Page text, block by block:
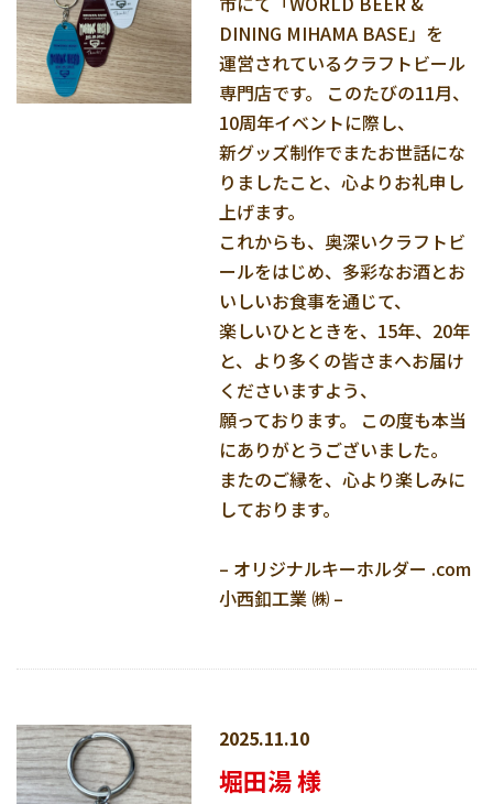
DINING MIHAMA BASE」を
運営されているクラフトビール
専門店です。 このたびの11月、
10周年イベントに際し、
新グッズ制作でまたお世話にな
りましたこと、心よりお礼申し
上げます。
これからも、奥深いクラフトビ
ールをはじめ、多彩なお酒とお
いしいお食事を通じて、
楽しいひとときを、15年、20年
と、より多くの皆さまへお届け
くださいますよう、
願っております。 この度も本当
にありがとうございました。
またのご縁を、心より楽しみに
しております。
– オリジナルキーホルダー .com
小西釦工業 ㈱ –
2025.11.10
堀田湯 様